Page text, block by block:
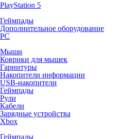
PlayStation 5
Геймпады
Дополнительное оборудование
PC
Мыши
Коврики для мышек
Гарнитуры
Накопители информации
USB-накопители
Геймпады
Рули
Кабели
Зарядные устройства
Xbox
Геймпады